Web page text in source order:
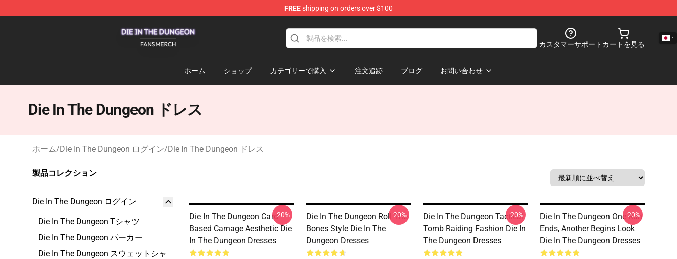
FREEshipping on orders over $100
カスタマーサポート カートを見る
ホーム ショップ カテゴリーで購入 注文追跡 ブログ お問い合わせ
Die In The Dungeon ドレス
ホーム/Die In The Dungeon ログイン/Die In The Dungeon ドレス
製品コレクション
Die In The Dungeon ログイン
Die In The Dungeon Tシャツ
Die In The Dungeon パーカー
Die In The Dungeon スウェットシャ
Die In The Dungeon Card-
Based Carnage Aesthetic Die
In The Dungeon Dresses
-20%
Die In The Dungeon Roll The
Bones Style Die In The
Dungeon Dresses
-20%
Die In The Dungeon Tactical
Tomb Raiding Fashion Die In
The Dungeon Dresses
-20%
Die In The Dungeon One Run
Ends, Another Begins Look
Die In The Dungeon Dresses
-20%